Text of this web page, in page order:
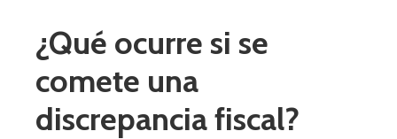
¿Qué ocurre si se
comete una
discrepancia fiscal?